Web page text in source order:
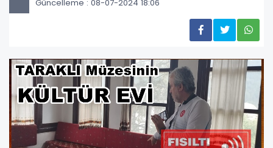
Güncelleme : 08-07-2024 18:06